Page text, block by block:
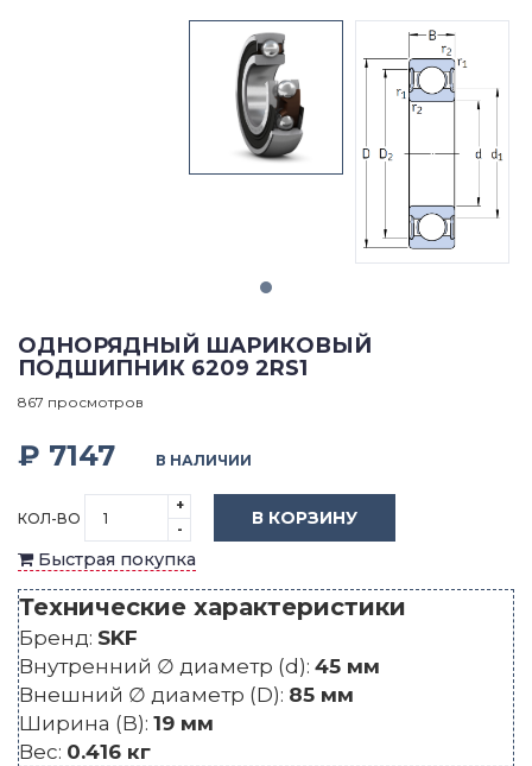
ОДНОРЯДНЫЙ ШАРИКОВЫЙ
ПОДШИПНИК 6209 2RS1
867 просмотров
₽ 7147 В НАЛИЧИИ
КОЛ-ВО
+
-
В КОРЗИНУ
Быстрая покупка
Технические характеристики
Бренд: SKF
Внутренний ∅ диаметр (d): 45 мм
Внешний ∅ диаметр (D): 85 мм
Ширина (B): 19 мм
Вес: 0.416 кг